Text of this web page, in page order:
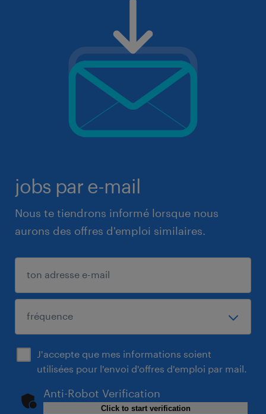
jobs par e-mail
Nous te tiendrons informé lorsque nous
aurons des offres d'emploi similaires.
J'accepte que mes informations soient
utilisées pour l'envoi d'offres d'emploi par mail.
Anti-Robot Verification
Click to start verification